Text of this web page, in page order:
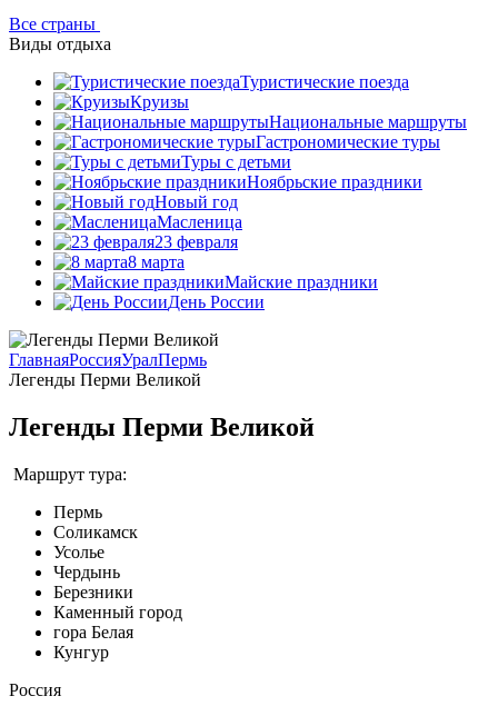
Все страны
Виды отдыха
Туристические поезда
Круизы
Национальные маршруты
Гастрономические туры
Туры с детьми
Ноябрьские праздники
Новый год
Масленица
23 февраля
8 марта
Майские праздники
День России
ГлавнаяРоссияУралПермь
Легенды Перми Великой
Легенды Перми Великой
Маршрут тура:
Пермь
Соликамск
Усолье
Чердынь
Березники
Каменный город
гора Белая
Кунгур
Россия